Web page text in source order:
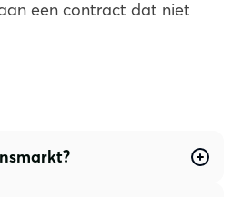
een contract dat niet